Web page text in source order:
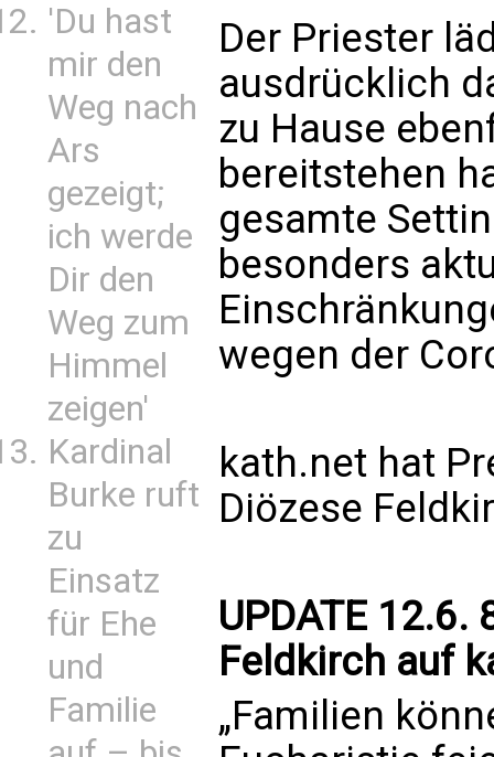
'Du hast
mir den
Weg nach
Ars
gezeigt;
ich werde
Dir den
Weg zum
Himmel
zeigen'
Kardinal
Burke ruft
zu
Einsatz
für Ehe
und
Familie
Der Priester
ausdrücklich
zu Hause
bereitstehen
gesamte
besonders
wegen der
kath.net hat
Diözese
UPDATE 12.6.
Feldkirch auf
„Familien